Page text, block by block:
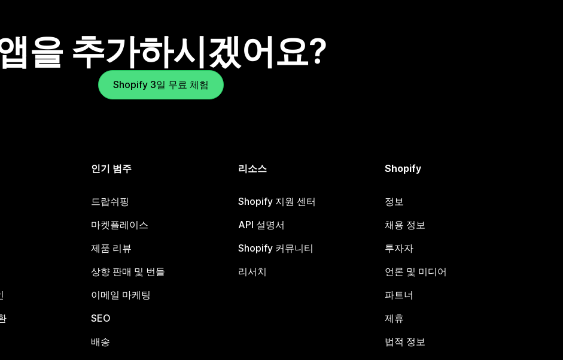
을 추가하시겠어요?
Shopify 3일 무료 체험
인기 범주
드랍쉬핑
마켓플레이스
제품 리뷰
상향 판매 및 번들
이메일 마케팅
SEO
배송
리소스
Shopify 지원 센터
API 설명서
Shopify 커뮤니티
리서치
Shopify
정보
채용 정보
투자자
언론 및 미디어
파트너
제휴
법적 정보